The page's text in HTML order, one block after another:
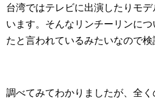
台湾ではテレビに出演したりモ
います。そんなリンチーリンに
たと言われているみたいなので検
調べてみてわかりましたが、全